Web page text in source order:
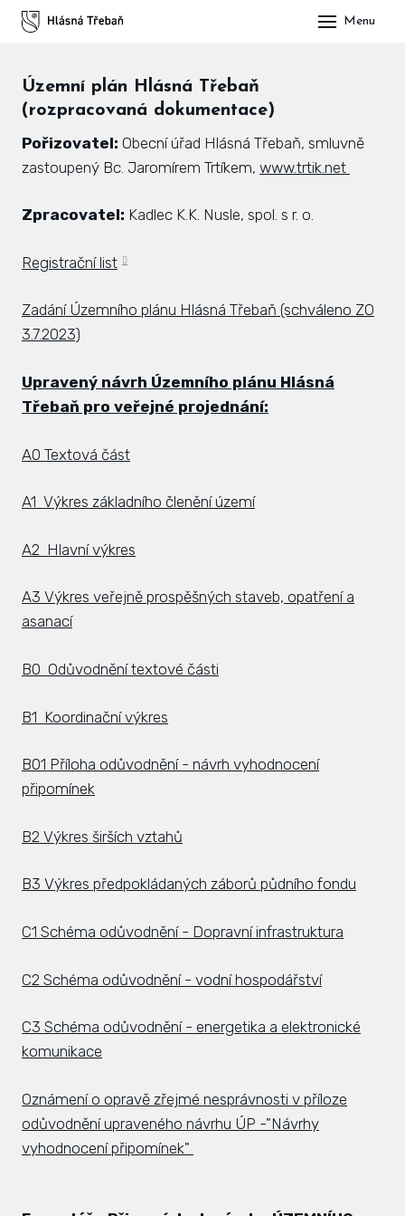
Menu
Územní plán Hlásná Třebaň
(rozpracovaná dokumentace)
Pořizovatel: Obecní úřad Hlásná Třebaň, smluvně
zastoupený Bc. Jaromírem Trtíkem, www.trtik.net
Zpracovatel: Kadlec K.K. Nusle, spol. s r. o.
Registrační list
Zadání Územního plánu Hlásná Třebaň (schváleno ZO
3.7.2023)
Upravený návrh Územního plánu Hlásná
Třebaň pro veřejné projednání:
A0 Textová část
A1 Výkres základního členění území
A2 Hlavní výkres
A3 Výkres veřejně prospěšných staveb, opatření a
asanací
B0 Odůvodnění textové části
B1 Koordinační výkres
B01 Příloha odůvodnění - návrh vyhodnocení
připomínek
B2 Výkres širších vztahů
B3 Výkres předpokládaných záborů půdního fondu
C1 Schéma odůvodnění - Dopravní infrastruktura
C2 Schéma odůvodnění - vodní hospodářství
C3 Schéma odůvodnění - energetika a elektronické
komunikace
Oznámení o opravě zřejmé nesprávnosti v příloze
odůvodnění upraveného návrhu ÚP -"Návrhy
vyhodnocení připomínek"